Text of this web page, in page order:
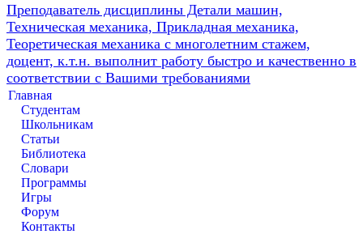
Преподаватель дисциплины Детали машин,
Техническая механика, Прикладная механика,
Теоретическая механика с многолетним стажем,
доцент, к.т.н. выполнит работу быстро и качественно в
соответствии с Вашими требованиями
Главная
Студентам
Школьникам
Статьи
Библиотека
Словари
Программы
Игры
Форум
Контакты